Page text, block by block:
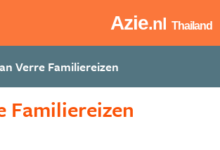
Azie.nl Thailand
Familiereizen